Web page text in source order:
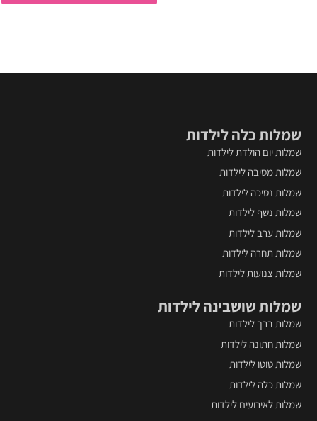
שמלות כלה לילדות
שמלות יום הולדת לילדות
שמלות מסיבה לילדות
שמלות נסיכה לילדות
שמלות נשף לילדות
שמלות ערב לילדות
שמלות תחרה לילדות
שמלות צנועות לילדות
שמלות שושבינה לילדות
שמלות ברך לילדות
שמלות חתונה לילדות
שמלות טוטו לילדות
שמלות כלה לילדות
שמלות לאירועים לילדות